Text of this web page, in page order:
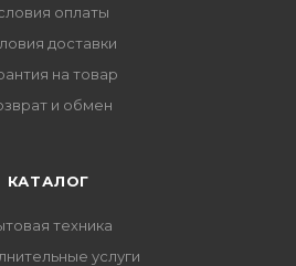
оплаты
доставки
на товар
и обмен
КАТАЛОГ
техника
услуги